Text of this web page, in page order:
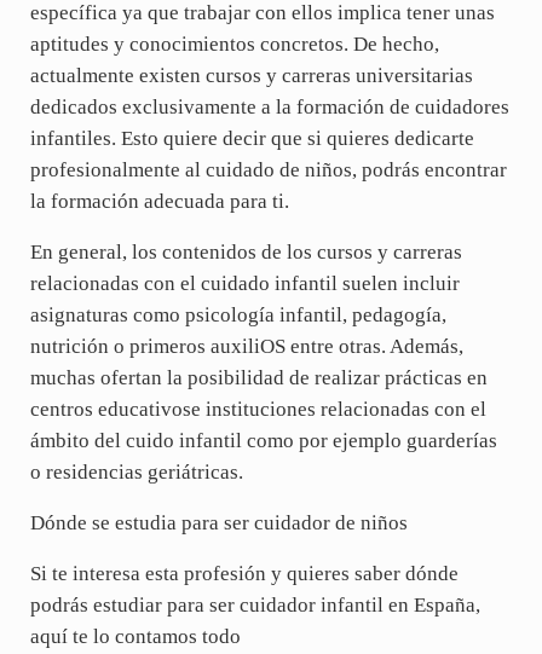
específica ya que trabajar con ellos implica tener unas
aptitudes y conocimientos concretos. De hecho,
actualmente existen cursos y carreras universitarias
dedicados exclusivamente a la formación de cuidadores
infantiles. Esto quiere decir que si quieres dedicarte
profesionalmente al cuidado de niños, podrás encontrar
la formación adecuada para ti.
En general, los contenidos de los cursos y carreras
relacionadas con el cuidado infantil suelen incluir
asignaturas como psicología infantil, pedagogía,
nutrición o primeros auxiliOS entre otras. Además,
muchas ofertan la posibilidad de realizar prácticas en
centros educativose instituciones relacionadas con el
ámbito del cuido infantil como por ejemplo guarderías
o residencias geriátricas.
Dónde se estudia para ser cuidador de niños
Si te interesa esta profesión y quieres saber dónde
podrás estudiar para ser cuidador infantil en España,
aquí te lo contamos todo